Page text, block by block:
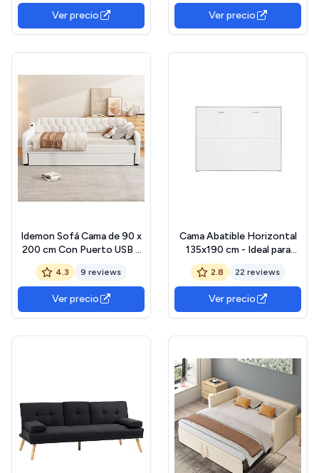
Ver precio Ver precio
Idemon Sofá Cama de 90 x
200 cm Con Puerto USB y
Cama Abatible (Beige)
4.3 9 reviews
Ver precio
Cama Abatible Horizontal
135x190 cm - Ideal para
Dormitorios Pequeños con
Somier y Sistema
Antivuelco - 203x151x36
cm - Color Blanco - Diseño
Compacto y Seguro
2.8 22 reviews
Ver precio